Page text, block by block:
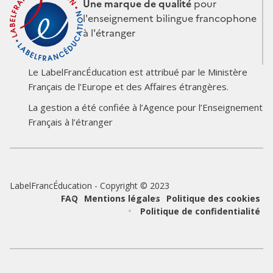
Une marque de qualité pour
l'enseignement bilingue francophone
à l'étranger
Logo
du
partenaire
Logo
du
partenaire
Le LabelFrancÉducation est attribué par le Ministère
Français de l’Europe et des Affaires étrangères.
La gestion a été confiée à l’Agence pour l’Enseignement
Français à l’étranger
LabelFrancÉducation - Copyright © 2023
page
FAQ Mentions légales
Politique des cookies
Politique de confidentialité